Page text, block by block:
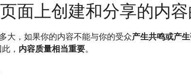
面上创建和分享的内
大，如果你的内容不能与你的受众产生共鸣或产
， 内容质量相当重要。